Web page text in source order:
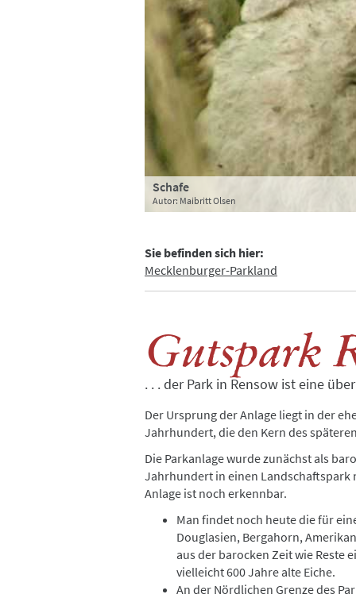
Schafe
Autor: Maibritt Olsen
Gutshaus Rensow
Autor: Maibritt Olsen
Pfau
Autor: Maibritt Olsen
Sie befinden sich hier:
Mecklenburger-Parkland
Gutspark
. . . der Park in Rensow ist eine
Der Ursprung der Anlage liegt in der
Jahrhundert, die den Kern des
Die Parkanlage wurde zunächst als
Jahrhundert in einen Landschaftspark
Anlage ist noch erkennbar.
Man findet noch heute die für
Douglasien, Bergahorn,
aus der barocken Zeit wie Reste
vielleicht 600 Jahre alte Eiche.
An der Nördlichen Grenze des